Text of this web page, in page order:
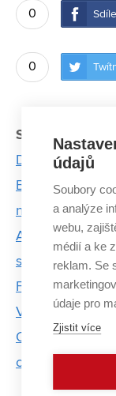
0
0
Související
Dlouhá sezóna
Byl jsem
nadějný
Adam a
se skoro nudil
Fotbal se dá
VUT umí obojí
Olympiádou se
chci vyhrát, věří
údajů
Soubory
a analýze
webu,
médií a ke
reklam. Se
údaje pro
Zjistit více